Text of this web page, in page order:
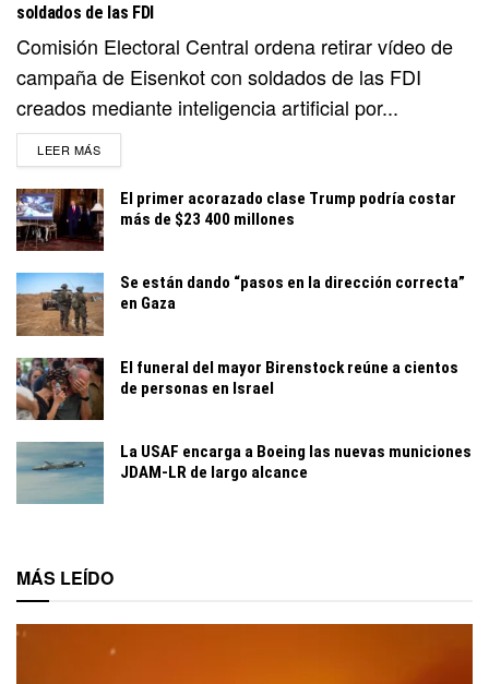
soldados de las FDI
Comisión Electoral Central ordena retirar vídeo de
campaña de Eisenkot con soldados de las FDI
creados mediante inteligencia artificial por...
LEER MÁSDETAILS
El primer acorazado clase Trump podría costar
más de $23 400 millones
Se están dando “pasos en la dirección correcta”
en Gaza
El funeral del mayor Birenstock reúne a cientos
de personas en Israel
La USAF encarga a Boeing las nuevas municiones
JDAM-LR de largo alcance
MÁS LEÍDO